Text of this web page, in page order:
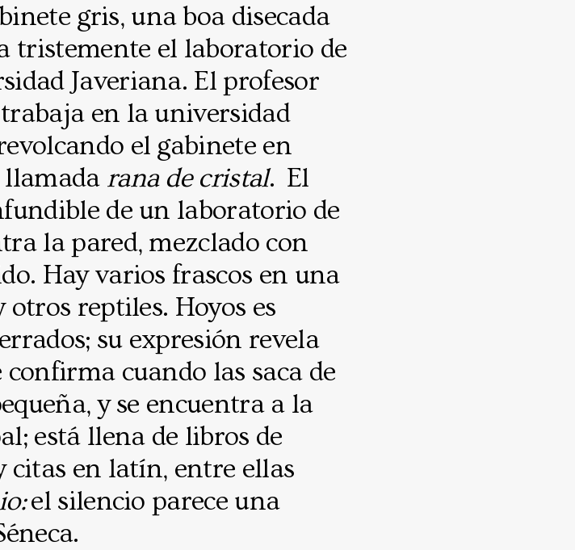
gris, una boa disecada
tristemente el laboratorio de
Javeriana. El profesor
en la universidad
el gabinete en
llamada rana de cristal. El
de un laboratorio de
la pared, mezclado con
Hay varios frascos en una
otros reptiles. Hoyos es
su expresión revela
confirma cuando las saca de
y se encuentra a la
está llena de libros de
citas en latín, entre ellas
el silencio parece una